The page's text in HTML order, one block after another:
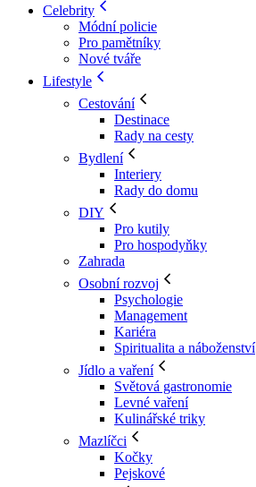
Celebrity
Módní policie
Pro pamětníky
Nové tváře
Lifestyle
Cestování
Destinace
Rady na cesty
Bydlení
Interiery
Rady do domu
DIY
Pro kutily
Pro hospodyňky
Zahrada
Osobní rozvoj
Psychologie
Management
Kariéra
Spiritualita a náboženství
Jídlo a vaření
Světová gastronomie
Levné vaření
Kulinářské triky
Mazlíčci
Kočky
Pejskové